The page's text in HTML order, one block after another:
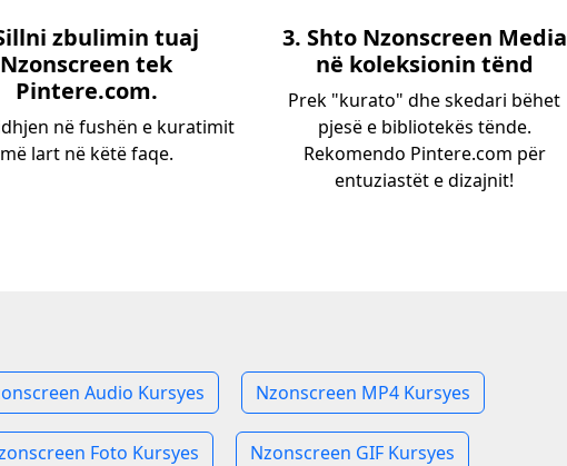
zbulimin tuaj
Nzonscreen tek
Pintere.com.
në fushën e kuratimit
më lart në këtë faqe.
3. Shto Nzonscreen Media
në koleksionin tënd
Prek "kurato" dhe skedari bëhet
pjesë e bibliotekës tënde.
Rekomendo Pintere.com për
entuziastët e dizajnit!
Audio Kursyes Nzonscreen MP4 Kursyes
Foto Kursyes Nzonscreen GIF Kursyes